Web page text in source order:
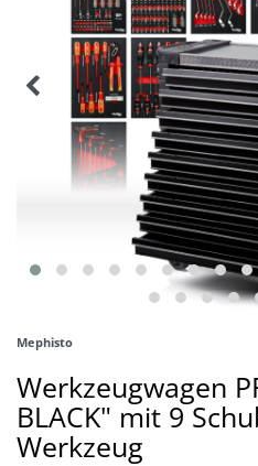
Mephisto
Werkzeugwagen
BLACK" mit 9
Werkzeug